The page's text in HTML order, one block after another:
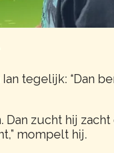
tegelijk: “Dan
Dan zucht hij
mompelt hij.